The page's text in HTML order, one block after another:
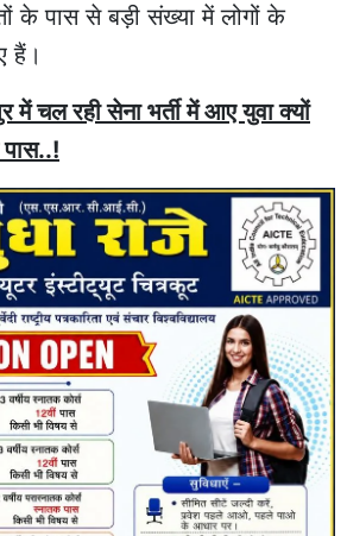
के पास से बड़ी संख्या में लोगों के
हैं।
चल रही सेना भर्ती में आए युवा क्यों
पास..!